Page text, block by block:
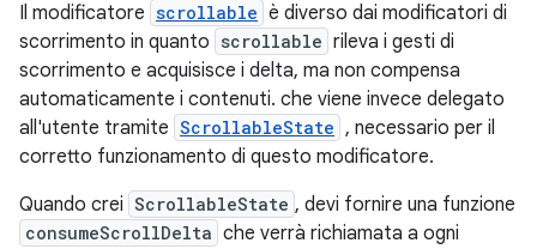
Il modificatore scrollable è diverso dai modificatori di
scorrimento in quanto scrollable rileva i gesti di
scorrimento e acquisisce i delta, ma non compensa
automaticamente i contenuti. che viene invece delegato
all'utente tramite ScrollableState , necessario per il
corretto funzionamento di questo modificatore.
Quando crei ScrollableState , devi fornire una funzione
consumeScrollDelta che verrà richiamata a ogni